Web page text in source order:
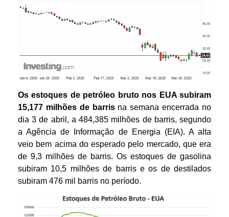
Os estoques de petróleo bruto nos EUA subiram
15,177 milhões de barris na semana encerrada no
dia 3 de abril, a 484,385 milhões de barris, segundo
a Agência de Informação de Energia (EIA). A alta
veio bem acima do esperado pelo mercado, que era
de 9,3 milhões de barris. Os estoques de gasolina
subiram 10,5 milhões de barris e os de destilados
subiram 476 mil barris no período.